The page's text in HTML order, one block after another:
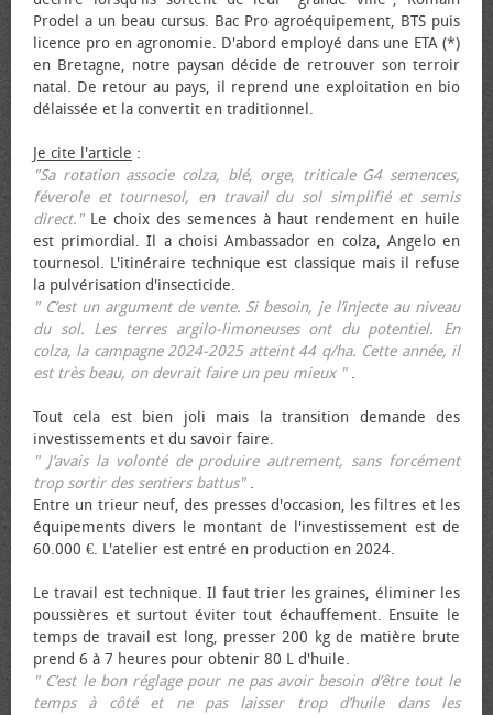
Prodel a un beau cursus. Bac Pro agroéquipement, BTS puis
licence pro en agronomie. D'abord employé dans une ETA (*)
en Bretagne, notre paysan décide de retrouver son terroir
natal. De retour au pays, il reprend une exploitation en bio
délaissée et la convertit en traditionnel.
Je cite l'article :
"Sa rotation associe colza, blé, orge, triticale G4 semences,
féverole et tournesol, en travail du sol simplifié et semis
direct."Le choix des semences à haut rendement en huile
est primordial. Il a choisi Ambassador en colza, Angelo en
tournesol. L'itinéraire technique est classique mais il refuse
la pulvérisation d'insecticide.
" C’est un argument de vente. Si besoin, je l’injecte au niveau
du sol. Les terres argilo-limoneuses ont du potentiel. En
colza, la campagne 2024-2025 atteint 44 q/ha. Cette année, il
est très beau, on devrait faire un peu mieux ".
Tout cela est bien joli mais la transition demande des
investissements et du savoir faire.
" J’avais la volonté de produire autrement, sans forcément
trop sortir des sentiers battus".
Entre un trieur neuf, des presses d'occasion, les filtres et les
équipements divers le montant de l'investissement est de
60.000 €. L'atelier est entré en production en 2024.
Le travail est technique. Il faut trier les graines, éliminer les
poussières et surtout éviter tout échauffement. Ensuite le
temps de travail est long, presser 200 kg de matière brute
prend 6 à 7 heures pour obtenir 80 L d'huile.
" C’est le bon réglage pour ne pas avoir besoin d’être tout le
temps à côté et ne pas laisser trop d’huile dans les